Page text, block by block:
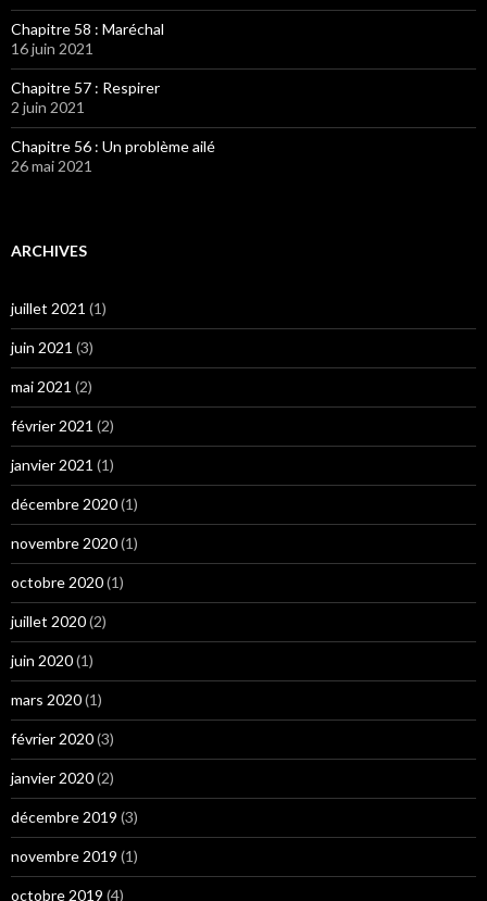
Chapitre 58 : Maréchal
16 juin 2021
Chapitre 57 : Respirer
2 juin 2021
Chapitre 56 : Un problème ailé
26 mai 2021
ARCHIVES
juillet 2021 (1)
juin 2021 (3)
mai 2021 (2)
février 2021 (2)
janvier 2021 (1)
décembre 2020(1)
novembre 2020(1)
octobre 2020(1)
juillet 2020(2)
juin 2020(1)
mars 2020(1)
février 2020(3)
janvier 2020(2)
décembre 2019 (3)
novembre 2019 (1)
octobre 2019 (4)